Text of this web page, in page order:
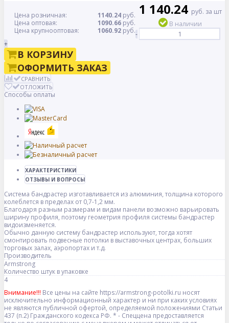
Цена розничная: 1140.24 руб.
Цена оптовая:
1090.66 руб.
Цена крупнооптовая:
1060.92 руб.
1 140.24 руб. за шт
В наличии
-
+
В КОРЗИНУ
ОФОРМИТЬ ЗАКАЗ
СРАВНИТЬ
ОТЛОЖИТЬ
Способы оплаты
ХАРАКТЕРИСТИКИ
ОТЗЫВЫ И ВОПРОСЫ
Система бандрастер изготавливается из алюминия, толщина которого
колеблется в пределах от 0,7-1,2 мм.
Благодаря разным размерам и видам панели возможно варьировать
ширину профиля, поэтому геометрия профиля системы бандрастер
видоизменяется.
Обычно данную систему бандрастер используют, тогда хотят
смонтировать подвесные потолки в выставочных центрах, больших
торговых залах, аэропортах и т.д.
Производитель
Armstrong
Количество штук в упаковке
4
Внимание!!! Все цены на сайте https://armstrong-potolki.ru носят
исключительно информационный характер и ни при каких условиях
не являются публичной офертой, определяемой положениями Статьи
437 (п.2) Гражданского кодекса РФ. * - Спеццена предоставляется